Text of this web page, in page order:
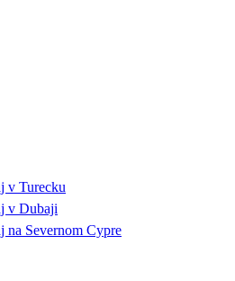
v Turecku
v Dubaji
na Severnom Cypre